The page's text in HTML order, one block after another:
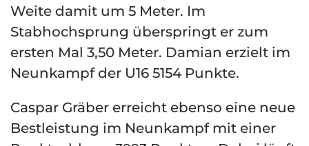
Weite damit um 5 Meter. Im
Stabhochsprung überspringt er zum
ersten Mal 3,50 Meter. Damian erzielt im
Neunkampf der U16 5154 Punkte.
Caspar Gräber erreicht ebenso eine neue
Bestleistung im Neunkampf mit einer